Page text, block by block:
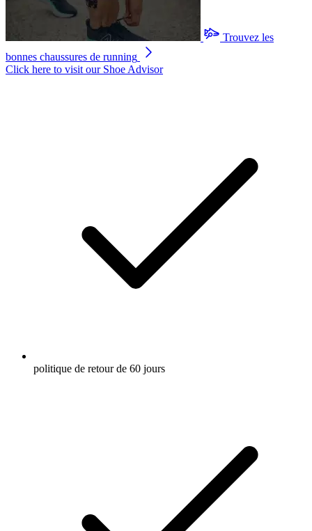
Trouvez les
bonnes chaussures de running
Click here to visit our Shoe Advisor
politique de retour de 60 jours